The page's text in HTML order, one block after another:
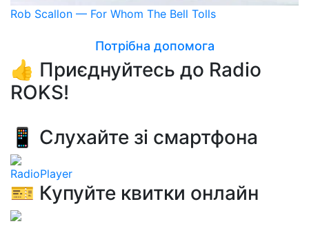
Rob Scallon — For Whom The Bell Tolls
Потрібна допомога
👍 Приєднуйтесь до Radio
ROKS!
📱 Слухайте зі смартфона
RadioPlayer
🎫 Купуйте квитки онлайн